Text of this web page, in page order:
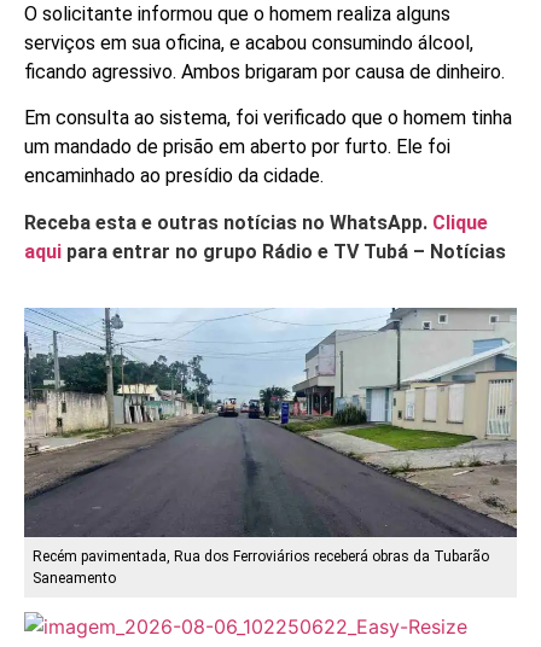
O solicitante informou que o homem realiza alguns
serviços em sua oficina, e acabou consumindo álcool,
ficando agressivo. Ambos brigaram por causa de dinheiro.
Em consulta ao sistema, foi verificado que o homem tinha
um mandado de prisão em aberto por furto. Ele foi
encaminhado ao presídio da cidade.
Receba esta e outras notícias no WhatsApp. Clique
aqui para entrar no grupo Rádio e TV Tubá – Notícias
Recém pavimentada, Rua dos Ferroviários receberá obras da Tubarão
Saneamento